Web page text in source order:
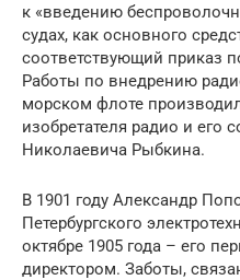
к «введению
судах, как основного
соответствующий приказ
Работы по внедрению
морском флоте
изобретателя радио и его
Николаевича Рыбкина.
В 1901 году Александр
Петербургского
октябре 1905 года – его
директором. Заботы,